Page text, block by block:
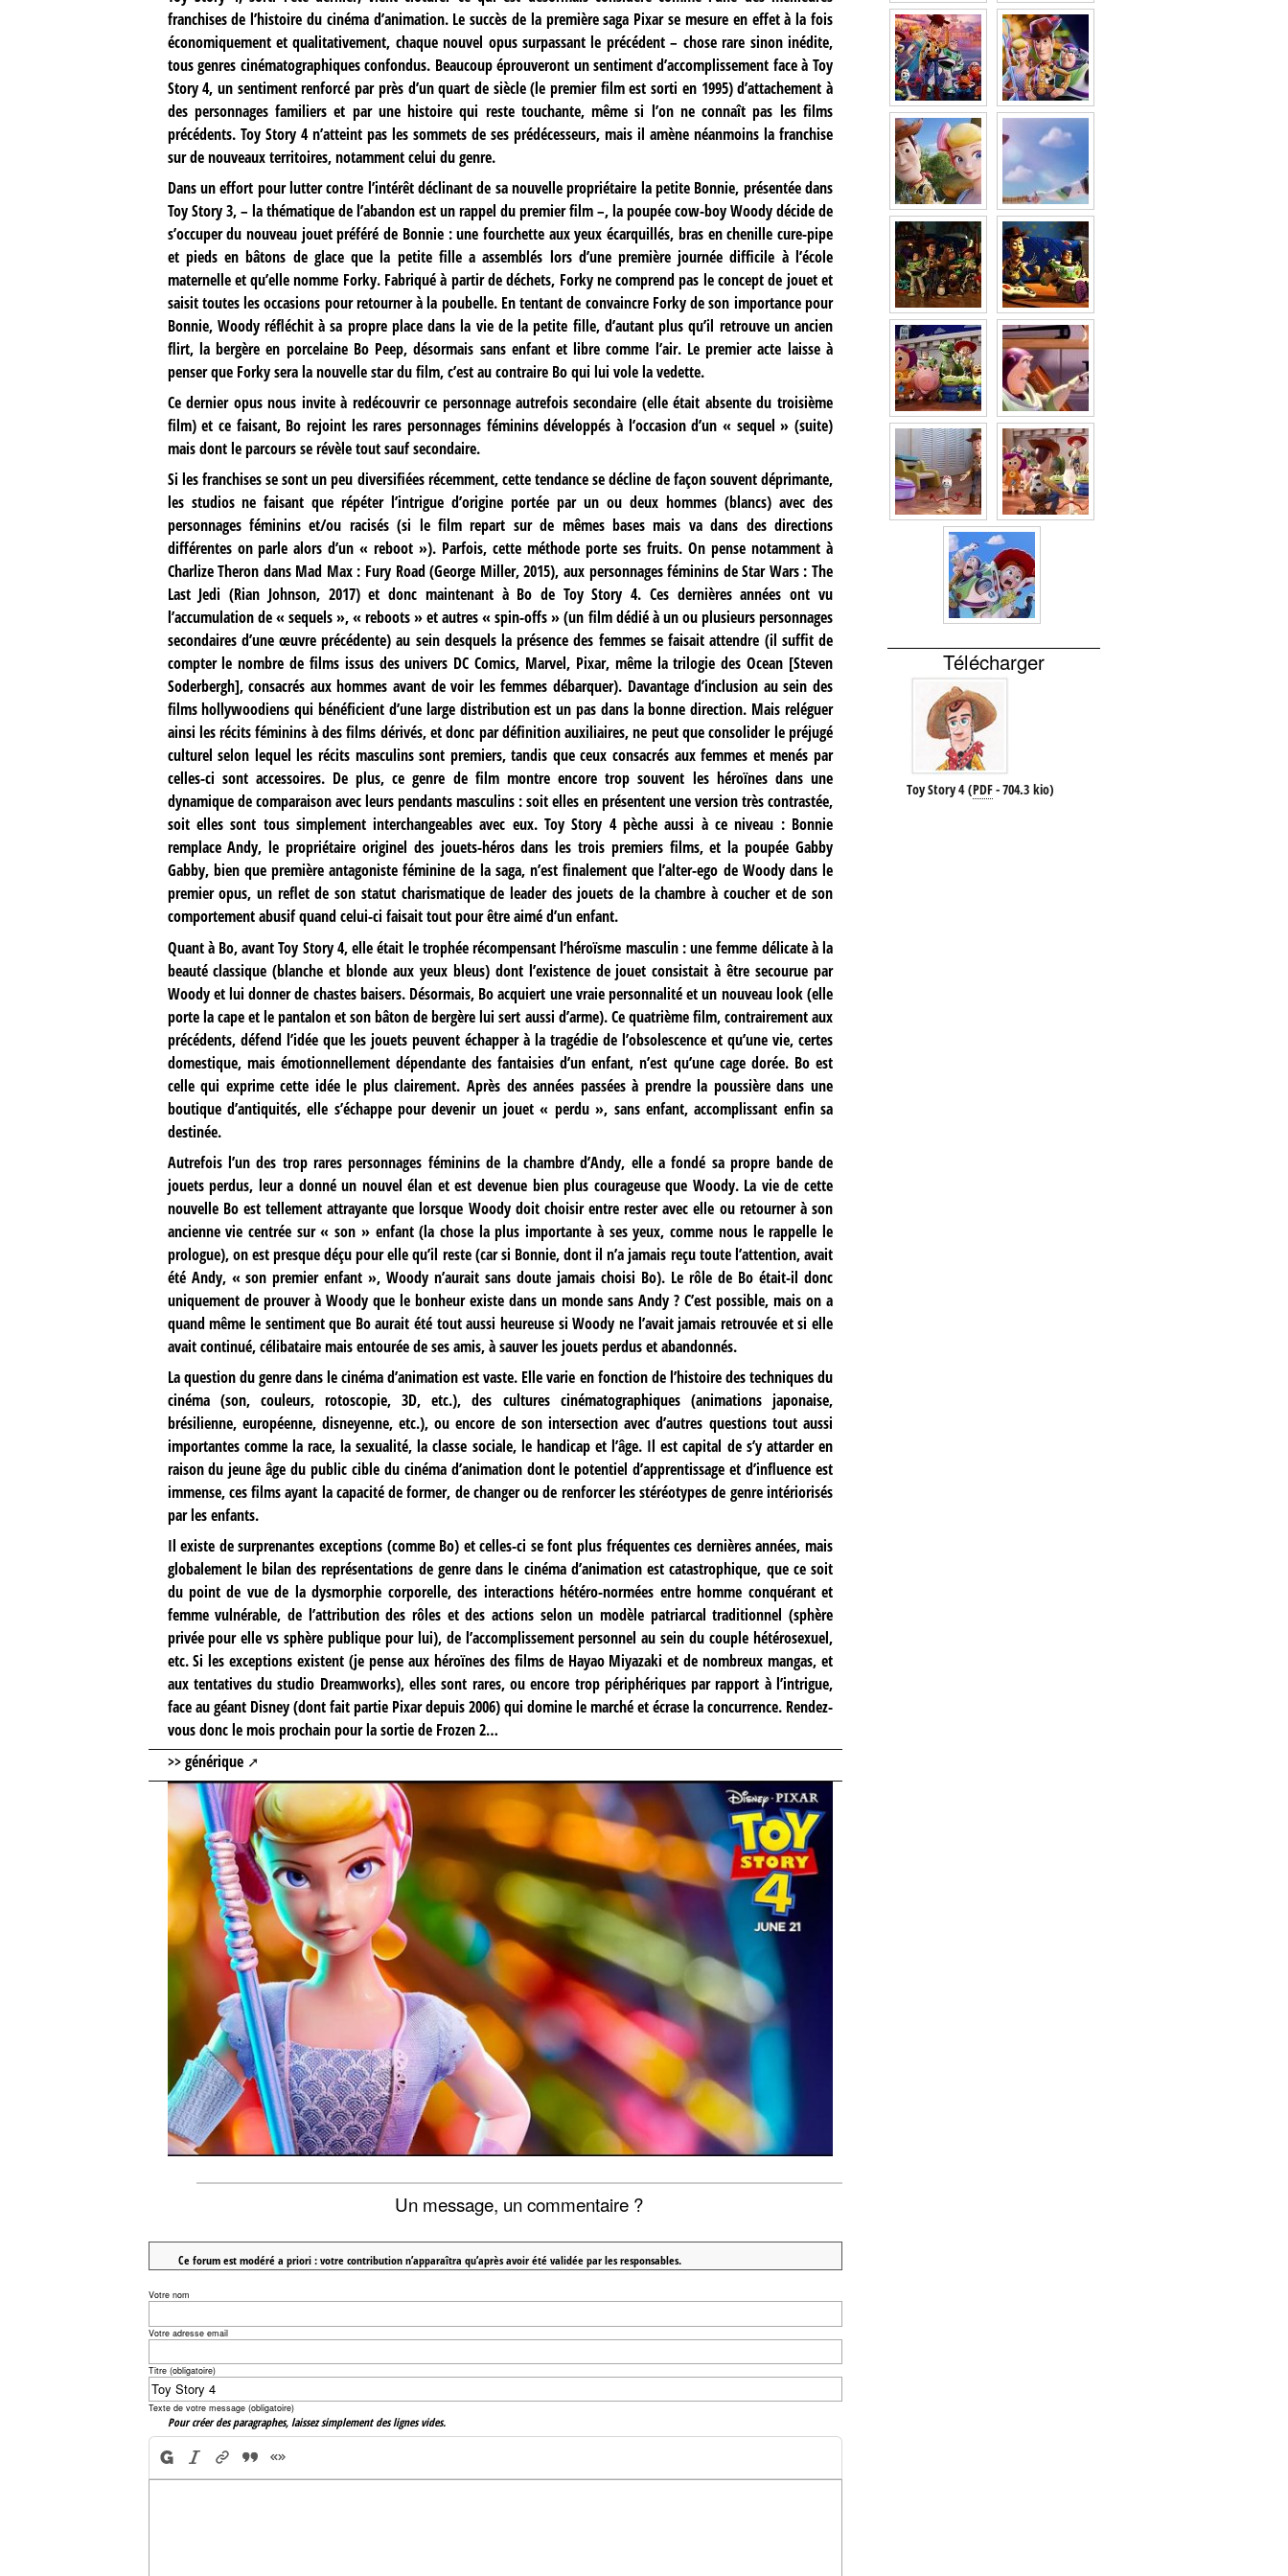
franchises de l’histoire du cinéma d’animation. Le succès de la première saga Pixar se mesure en effet à la fois
économiquement et qualitativement, chaque nouvel opus surpassant le précédent – chose rare sinon inédite,
tous genres cinématographiques confondus. Beaucoup éprouveront un sentiment d’accomplissement face à Toy
Story 4, un sentiment renforcé par près d’un quart de siècle (le premier film est sorti en 1995) d’attachement à
des personnages familiers et par une histoire qui reste touchante, même si l’on ne connaît pas les films
précédents. Toy Story 4 n’atteint pas les sommets de ses prédécesseurs, mais il amène néanmoins la franchise
sur de nouveaux territoires, notamment celui du genre.
Dans un effort pour lutter contre l’intérêt déclinant de sa nouvelle propriétaire la petite Bonnie, présentée dans
Toy Story 3, – la thématique de l’abandon est un rappel du premier film –, la poupée cow-boy Woody décide de
s’occuper du nouveau jouet préféré de Bonnie : une fourchette aux yeux écarquillés, bras en chenille cure-pipe
et pieds en bâtons de glace que la petite fille a assemblés lors d’une première journée difficile à l’école
maternelle et qu’elle nomme Forky. Fabriqué à partir de déchets, Forky ne comprend pas le concept de jouet et
saisit toutes les occasions pour retourner à la poubelle. En tentant de convaincre Forky de son importance pour
Bonnie, Woody réfléchit à sa propre place dans la vie de la petite fille, d’autant plus qu’il retrouve un ancien
flirt, la bergère en porcelaine Bo Peep, désormais sans enfant et libre comme l’air. Le premier acte laisse à
penser que Forky sera la nouvelle star du film, c’est au contraire Bo qui lui vole la vedette.
Ce dernier opus nous invite à redécouvrir ce personnage autrefois secondaire (elle était absente du troisième
film) et ce faisant, Bo rejoint les rares personnages féminins développés à l’occasion d’un « sequel » (suite)
mais dont le parcours se révèle tout sauf secondaire.
Si les franchises se sont un peu diversifiées récemment, cette tendance se décline de façon souvent déprimante,
les studios ne faisant que répéter l’intrigue d’origine portée par un ou deux hommes (blancs) avec des
personnages féminins et/ou racisés (si le film repart sur de mêmes bases mais va dans des directions
différentes on parle alors d’un « reboot »). Parfois, cette méthode porte ses fruits. On pense notamment à
Charlize Theron dans Mad Max : Fury Road (George Miller, 2015), aux personnages féminins de Star Wars : The
Last Jedi (Rian Johnson, 2017) et donc maintenant à Bo de Toy Story 4. Ces dernières années ont vu
l’accumulation de « sequels », « reboots » et autres « spin-offs » (un film dédié à un ou plusieurs personnages
secondaires d’une œuvre précédente) au sein desquels la présence des femmes se faisait attendre (il suffit de
compter le nombre de films issus des univers DC Comics, Marvel, Pixar, même la trilogie des Ocean [Steven
Soderbergh], consacrés aux hommes avant de voir les femmes débarquer). Davantage d’inclusion au sein des
films hollywoodiens qui bénéficient d’une large distribution est un pas dans la bonne direction. Mais reléguer
ainsi les récits féminins à des films dérivés, et donc par définition auxiliaires, ne peut que consolider le préjugé
culturel selon lequel les récits masculins sont premiers, tandis que ceux consacrés aux femmes et menés par
celles-ci sont accessoires. De plus, ce genre de film montre encore trop souvent les héroïnes dans une
dynamique de comparaison avec leurs pendants masculins : soit elles en présentent une version très contrastée,
soit elles sont tous simplement interchangeables avec eux. Toy Story 4 pèche aussi à ce niveau : Bonnie
remplace Andy, le propriétaire originel des jouets-héros dans les trois premiers films, et la poupée Gabby
Gabby, bien que première antagoniste féminine de la saga, n’est finalement que l’alter-ego de Woody dans le
premier opus, un reflet de son statut charismatique de leader des jouets de la chambre à coucher et de son
comportement abusif quand celui-ci faisait tout pour être aimé d’un enfant.
Quant à Bo, avant Toy Story 4, elle était le trophée récompensant l’héroïsme masculin : une femme délicate à la
beauté classique (blanche et blonde aux yeux bleus) dont l’existence de jouet consistait à être secourue par
Woody et lui donner de chastes baisers. Désormais, Bo acquiert une vraie personnalité et un nouveau look (elle
porte la cape et le pantalon et son bâton de bergère lui sert aussi d’arme). Ce quatrième film, contrairement aux
précédents, défend l’idée que les jouets peuvent échapper à la tragédie de l’obsolescence et qu’une vie, certes
domestique, mais émotionnellement dépendante des fantaisies d’un enfant, n’est qu’une cage dorée. Bo est
celle qui exprime cette idée le plus clairement. Après des années passées à prendre la poussière dans une
boutique d’antiquités, elle s’échappe pour devenir un jouet « perdu », sans enfant, accomplissant enfin sa
destinée.
Autrefois l’un des trop rares personnages féminins de la chambre d’Andy, elle a fondé sa propre bande de
jouets perdus, leur a donné un nouvel élan et est devenue bien plus courageuse que Woody. La vie de cette
nouvelle Bo est tellement attrayante que lorsque Woody doit choisir entre rester avec elle ou retourner à son
ancienne vie centrée sur « son » enfant (la chose la plus importante à ses yeux, comme nous le rappelle le
prologue), on est presque déçu pour elle qu’il reste (car si Bonnie, dont il n’a jamais reçu toute l’attention, avait
été Andy, « son premier enfant », Woody n’aurait sans doute jamais choisi Bo). Le rôle de Bo était-il donc
uniquement de prouver à Woody que le bonheur existe dans un monde sans Andy ? C’est possible, mais on a
quand même le sentiment que Bo aurait été tout aussi heureuse si Woody ne l’avait jamais retrouvée et si elle
avait continué, célibataire mais entourée de ses amis, à sauver les jouets perdus et abandonnés.
La question du genre dans le cinéma d’animation est vaste. Elle varie en fonction de l’histoire des techniques du
cinéma (son, couleurs, rotoscopie, 3D, etc.), des cultures cinématographiques (animations japonaise,
brésilienne, européenne, disneyenne, etc.), ou encore de son intersection avec d’autres questions tout aussi
importantes comme la race, la sexualité, la classe sociale, le handicap et l’âge. Il est capital de s’y attarder en
raison du jeune âge du public cible du cinéma d’animation dont le potentiel d’apprentissage et d’influence est
immense, ces films ayant la capacité de former, de changer ou de renforcer les stéréotypes de genre intériorisés
par les enfants.
Il existe de surprenantes exceptions (comme Bo) et celles-ci se font plus fréquentes ces dernières années, mais
globalement le bilan des représentations de genre dans le cinéma d’animation est catastrophique, que ce soit
du point de vue de la dysmorphie corporelle, des interactions hétéro-normées entre homme conquérant et
femme vulnérable, de l’attribution des rôles et des actions selon un modèle patriarcal traditionnel (sphère
privée pour elle vs sphère publique pour lui), de l’accomplissement personnel au sein du couple hétérosexuel,
etc. Si les exceptions existent (je pense aux héroïnes des films de Hayao Miyazaki et de nombreux mangas, et
aux tentatives du studio Dreamworks), elles sont rares, ou encore trop périphériques par rapport à l’intrigue,
face au géant Disney (dont fait partie Pixar depuis 2006) qui domine le marché et écrase la concurrence. Rendez-
vous donc le mois prochain pour la sortie de Frozen 2…
>> générique
Un message, un commentaire ?
Ce forum est modéré a priori : votre contribution n’apparaîtra qu’après avoir été validée par les responsables.
Votre nom
Votre adresse email
Titre (obligatoire)
Texte de votre message (obligatoire)
Pour créer des paragraphes, laissez simplement des lignes vides.
Télécharger
Toy Story 4 (PDF-704.3 kio)